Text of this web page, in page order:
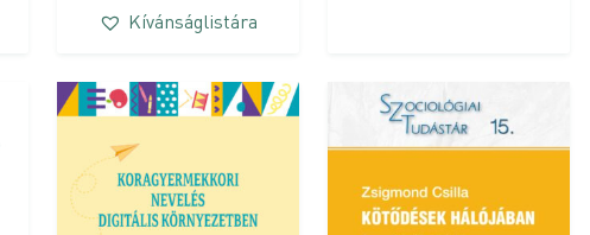
Kívánságlistára